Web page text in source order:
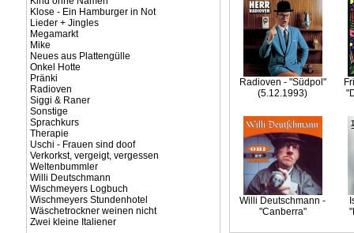
Klose - Ein Hamburger in Not
Lieder + Jingles
Megamarkt
Mike
Neues aus Plattengülle
Onkel Hotte
Pränki
Radioven
Siggi & Raner
Sonstige
Sprachkurs
Therapie
Uschi - Frauen sind doof
Verkorkst, vergeigt, vergessen
Weltenbummler
Willi Deutschmann
Wischmeyers Logbuch
Wischmeyers Stundenhotel
Wäschetrockner weinen nicht
Zwei kleine Italiener
Radioven - "Südpol"
(5.12.1993)
Willi Deutschmann -
"Canberra"